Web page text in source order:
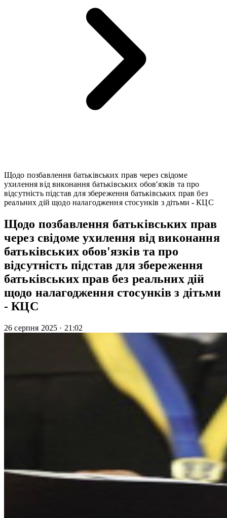
Щодо позбавлення батьківських прав через свідоме
ухилення від виконання батьківських обов'язків та про
відсутність підстав для збереження батьківських прав без
реальних дій щодо налагодження стосунків з дітьми - КЦС
Щодо позбавлення батьківських прав
через свідоме ухилення від виконання
батьківських обов'язків та про
відсутність підстав для збереження
батьківських прав без реальних дій
щодо налагодження стосунків з дітьми
- КЦС
26 серпня 2025 · 21:02